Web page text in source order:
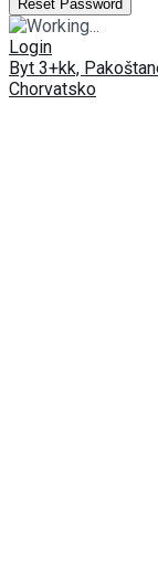
Login
Byt 3+kk,
Chorvatsko